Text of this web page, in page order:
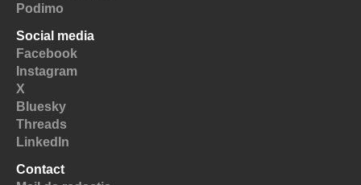
Podimo
Social media
Facebook
Instagram
X
Bluesky
Threads
LinkedIn
Contact